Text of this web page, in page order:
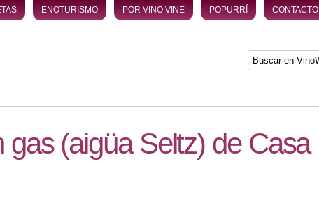
ENOTURISMO POR VINO VINE POPURRÍ CONTACTO
(aigüa Seltz) de Casa